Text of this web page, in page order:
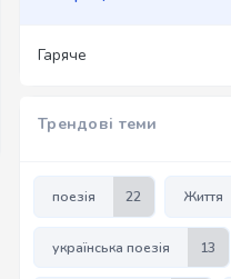
Гаряче
Трендові теми
поезія 22 Життя
українська поезія 13